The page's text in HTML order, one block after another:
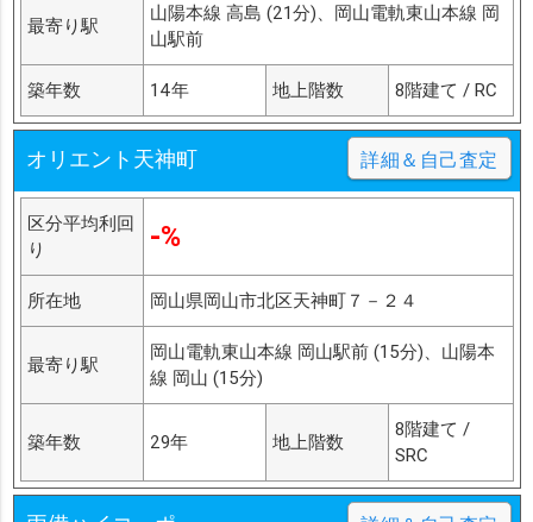
最寄り駅
山陽本線 高島 (21分)、岡山電軌東山本線 岡
山駅前
築年数 14年 地上階数 8階建て / RC
オリエント天神町 詳細＆自己査定
区分平均利回
り
-%
所在地 岡山県岡山市北区天神町７－２４
最寄り駅
岡山電軌東山本線 岡山駅前 (15分)、山陽本
線 岡山 (15分)
築年数 29年 地上階数
8階建て /
SRC